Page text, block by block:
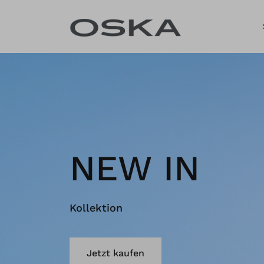
NEW IN
Kollektion
Jetzt kaufen